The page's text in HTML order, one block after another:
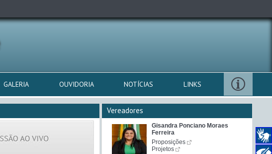
GALERIA OUVIDORIA NOTÍCIAS LINKS
Vereadores
Gisandra Ponciano Moraes
Ferreira
Proposições
Projetos